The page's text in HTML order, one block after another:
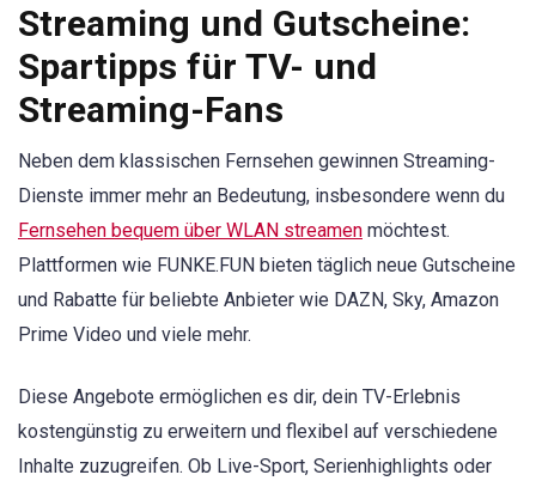
Streaming und Gutscheine:
Spartipps für TV- und
Streaming-Fans
Neben dem klassischen Fernsehen gewinnen Streaming-
Dienste immer mehr an Bedeutung, insbesondere wenn du
Fernsehen bequem über WLAN streamen möchtest.
Plattformen wie FUNKE.FUN bieten täglich neue Gutscheine
und Rabatte für beliebte Anbieter wie DAZN, Sky, Amazon
Prime Video und viele mehr.
Diese Angebote ermöglichen es dir, dein TV-Erlebnis
kostengünstig zu erweitern und flexibel auf verschiedene
Inhalte zuzugreifen. Ob Live-Sport, Serienhighlights oder